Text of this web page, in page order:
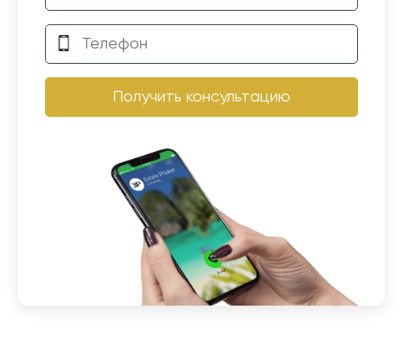
Получить консультацию